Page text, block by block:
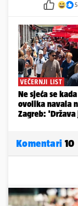
5
Komentari 10